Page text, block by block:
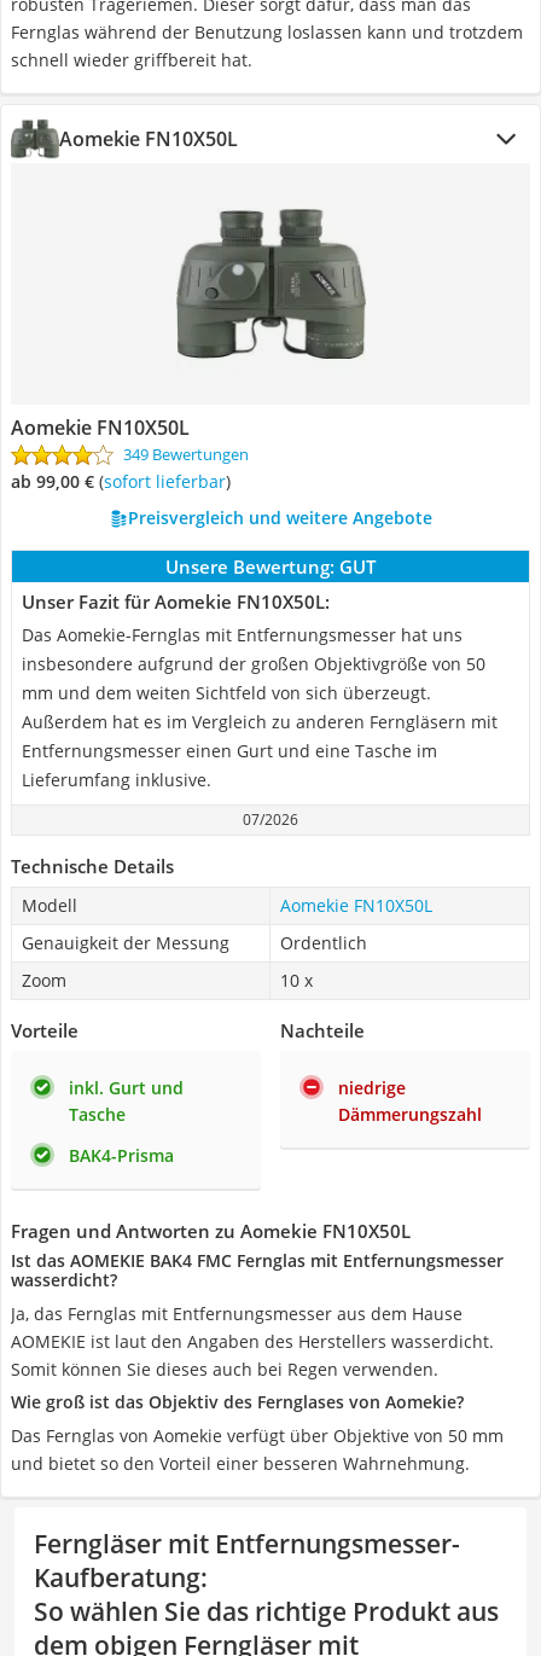
Fernglas während der Benutzung loslassen kann und trotzdem
schnell wieder griffbereit hat.
Aomekie FN10X50L
Aomekie FN10X50L
349 Bewertungen
ab 99,00 € ( Sofort lieferbar)
Preisvergleich und weitere Angebote
Unsere Bewertung: GUT
Unser Fazit für Aomekie FN10X50L:
Das Aomekie-Fernglas mit Entfernungsmesser hat uns
insbesondere aufgrund der großen Objektivgröße von 50
mm und dem weiten Sichtfeld von sich überzeugt.
Außerdem hat es im Vergleich zu anderen Ferngläsern mit
Entfernungsmesser einen Gurt und eine Tasche im
Lieferumfang inklusive.
07/2026
Technische Details
Modell
Aomekie FN10X50L
Genauigkeit der Messung
Ordentlich
Zoom
10 x
Vorteile
inkl. Gurt und
Tasche
BAK4-Prisma
Nachteile
niedrige
Dämmerungszahl
Fragen und Antworten zu Aomekie FN10X50L
Ist das AOMEKIE BAK4 FMC Fernglas mit Entfernungsmesser
wasserdicht?
Ja, das Fernglas mit Entfernungsmesser aus dem Hause
AOMEKIE ist laut den Angaben des Herstellers wasserdicht.
Somit können Sie dieses auch bei Regen verwenden.
Wie groß ist das Objektiv des Fernglases von Aomekie?
Das Fernglas von Aomekie verfügt über Objektive von 50 mm
und bietet so den Vorteil einer besseren Wahrnehmung.
Ferngläser mit Entfernungsmesser-
Kaufberatung:
So wählen Sie das richtige Produkt aus
dem obigen Ferngläser mit